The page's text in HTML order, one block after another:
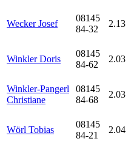
Wecker Josef
08145
84-32
2.13
Winkler Doris
08145
84-62
2.03
Winkler-Pangerl
Christiane
08145
84-68
2.03
Wörl Tobias
08145
84-21
2.04